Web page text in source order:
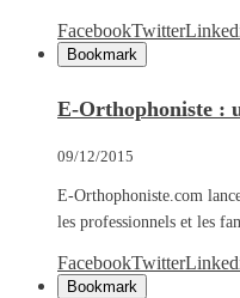
FacebookTwitter
Bookmark
E-Orthophoniste :
09/12/2015
E-Orthophoniste.com
les professionnels et les
FacebookTwitter
Bookmark